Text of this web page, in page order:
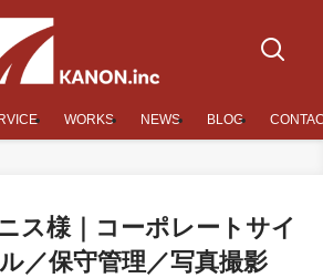
WORKS NEWS BLOG
ス様｜コーポレートサイ
／保守管理／写真撮影